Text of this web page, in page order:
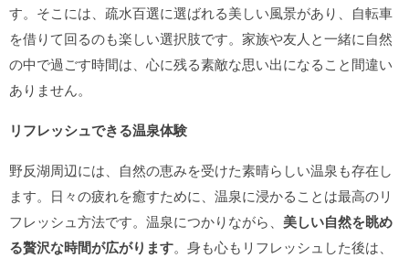
す。そこには、疏水百選に選ばれる美しい風景があり、自転車
を借りて回るのも楽しい選択肢です。家族や友人と一緒に自然
の中で過ごす時間は、心に残る素敵な思い出になること間違い
ありません。
リフレッシュできる温泉体験
野反湖周辺には、自然の恵みを受けた素晴らしい温泉も存在し
ます。日々の疲れを癒すために、温泉に浸かることは最高のリ
フレッシュ方法です。温泉につかりながら、 美しい自然を眺め
る贅沢な時間が広がります。身も心もリフレッシュした後は、